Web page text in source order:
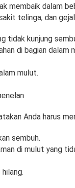
membaik dalam
telinga, dan
tidak kunjung
di bagian dalam
mulut.
Anda harus
sembuh.
di mulut yang